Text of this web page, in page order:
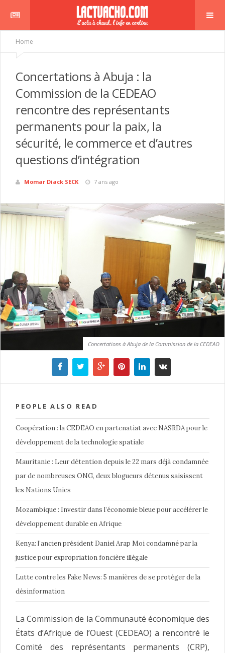
Home
Concertations à Abuja : la
Commission de la CEDEAO
rencontre des représentants
permanents pour la paix, la
sécurité, le commerce et d’autres
questions d’intégration
Momar Diack SECK 7 ans ago
Concertations à Abuja de la Commission de la CEDEAO
PEOPLE ALSO READ
Coopération : la CEDEAO en partenatiat avec NASRDA pour le
développement de la technologie spatiale
Mauritanie : Leur détention depuis le 22 mars déjà condamnée
par de nombreuses ONG, deux blogueurs détenus saisissent
les Nations Unies
Mozambique : Investir dans l’économie bleue pour accélérer le
développement durable en Afrique
Kenya: l’ancien président Daniel Arap Moi condamné par la
justice pour expropriation foncière illégale
Lutte contre les Fake News: 5 manières de se protéger de la
désinformation
La Commission de la Communauté économique des
États d’Afrique de l’Ouest (CEDEAO) a rencontré le
Comité des représentants permanents (CRP),